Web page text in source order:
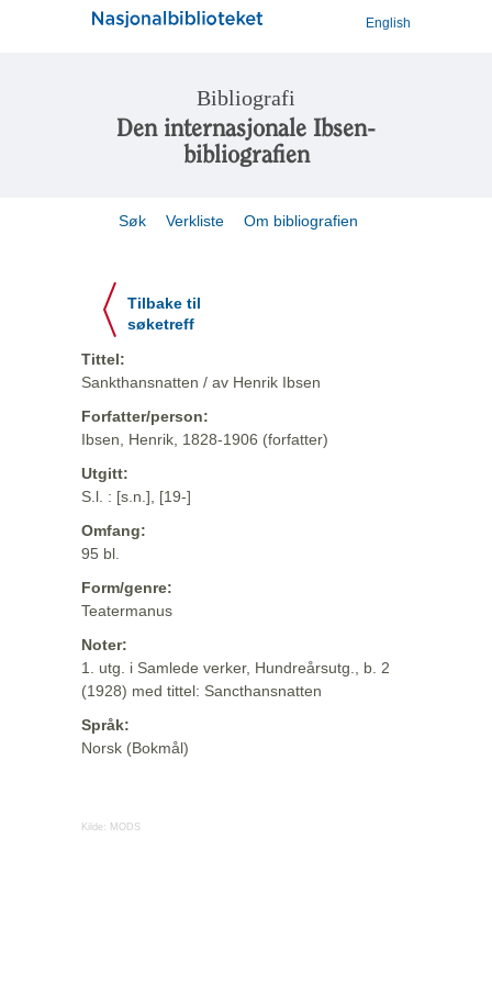
English
Bibliografi
Den internasjonale Ibsen-
bibliografien
Søk Verkliste Om bibliografien
Tilbake til
søketreff
Tittel:
Sankthansnatten / av Henrik Ibsen
Forfatter/person:
Ibsen, Henrik, 1828-1906 (forfatter)
Utgitt:
S.l. : [s.n.], [19-]
Omfang:
95 bl.
Form/genre:
Teatermanus
Noter:
1. utg. i Samlede verker, Hundreårsutg., b. 2
(1928) med tittel: Sancthansnatten
Språk:
Norsk (Bokmål)
Kilde: MODS